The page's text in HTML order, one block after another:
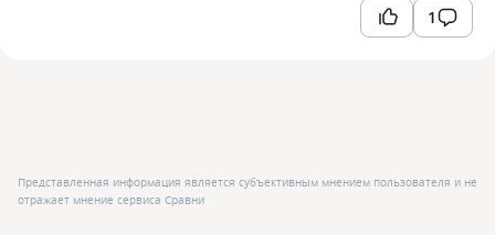
1
Представленная информация является субъективным мнением пользователя и не
отражает мнение сервиса Сравни